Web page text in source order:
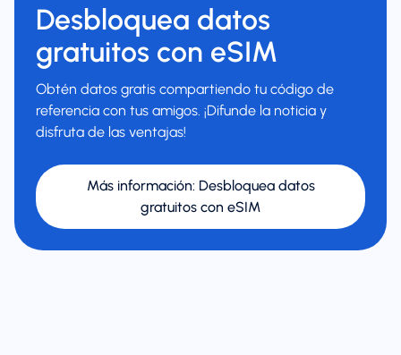
Desbloquea datos
gratuitos con eSIM
Obtén datos gratis compartiendo tu código de
referencia con tus amigos. ¡Difunde la noticia y
disfruta de las ventajas!
Más información: Desbloquea datos
gratuitos con eSIM